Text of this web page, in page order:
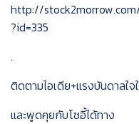
http://
?id=335
.
ติดตามไอเดีย+แรงบันดาลใ
และพูดคุยกับโซอี้ได้ทาง